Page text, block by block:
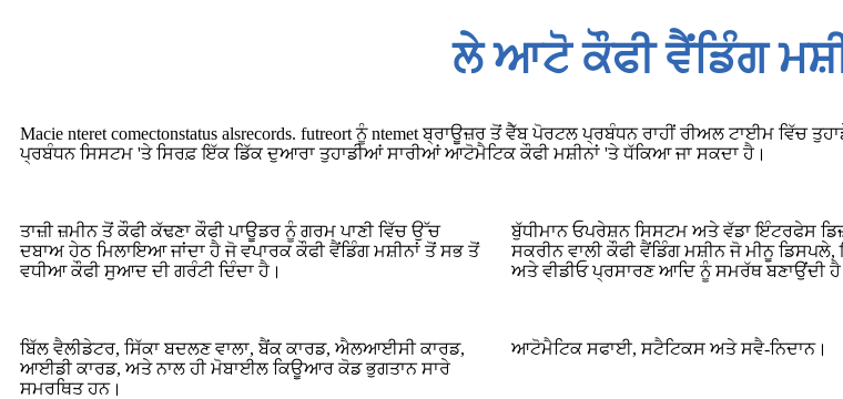
ਲੇ ਆਟੋ ਕੌਫੀ ਵੈਂਡਿੰਗ
Macie nteret comectonstatus alsrecords. futreort ਨੂੰ ntemet ਬ੍ਰਾਊਜ਼ਰ ਤੋਂ ਵੈੱਬ ਪੋਰਟਲ ਪ੍ਰਬੰਧਨ ਰਾਹੀਂ ਰੀਅਲ ਟਾਈਮ
ਪ੍ਰਬੰਧਨ ਸਿਸਟਮ 'ਤੇ ਸਿਰਫ਼ ਇੱਕ ਡਿੱਕ ਦੁਆਰਾ ਤੁਹਾਡੀਆਂ ਸਾਰੀਆਂ ਆਟੋਮੈਟਿਕ ਕੌਫੀ ਮਸ਼ੀਨਾਂ 'ਤੇ ਧੱਕਿਆ ਜਾ ਸਕਦਾ ਹੈ।
ਤਾਜ਼ੀ ਜ਼ਮੀਨ ਤੋਂ ਕੌਫੀ ਕੱਢਣਾ ਕੌਫੀ ਪਾਊਡਰ ਨੂੰ ਗਰਮ ਪਾਣੀ ਵਿੱਚ ਉੱਚ
ਦਬਾਅ ਹੇਠ ਮਿਲਾਇਆ ਜਾਂਦਾ ਹੈ ਜੋ ਵਪਾਰਕ ਕੌਫੀ ਵੈਂਡਿੰਗ ਮਸ਼ੀਨਾਂ ਤੋਂ ਸਭ ਤੋਂ
ਵਧੀਆ ਕੌਫੀ ਸੁਆਦ ਦੀ ਗਰੰਟੀ ਦਿੰਦਾ ਹੈ।
ਬੁੱਧੀਮਾਨ ਓਪਰੇਸ਼ਨ ਸਿਸਟਮ ਅਤੇ ਵੱਡਾ ਇੰਟਰਫੇਸ
ਸਕਰੀਨ ਵਾਲੀ ਕੌਫੀ ਵੈਂਡਿੰਗ ਮਸ਼ੀਨ ਜੋ ਮੀਨੂ
ਅਤੇ ਵੀਡੀਓ ਪ੍ਰਸਾਰਣ ਆਦਿ ਨੂੰ ਸਮਰੱਥ ਬਣਾਉਂਦੀ
ਬਿੱਲ ਵੈਲੀਡੇਟਰ, ਸਿੱਕਾ ਬਦਲਣ ਵਾਲਾ, ਬੈਂਕ ਕਾਰਡ, ਐਲਆਈਸੀ ਕਾਰਡ,
ਆਈਡੀ ਕਾਰਡ, ਅਤੇ ਨਾਲ ਹੀ ਮੋਬਾਈਲ ਕਿਊਆਰ ਕੋਡ ਭੁਗਤਾਨ ਸਾਰੇ
ਸਮਰਥਿਤ ਹਨ।
ਆਟੋਮੈਟਿਕ ਸਫਾਈ, ਸਟੈਟਿਕਸ ਅਤੇ ਸਵੈ-ਨਿਦਾਨ।